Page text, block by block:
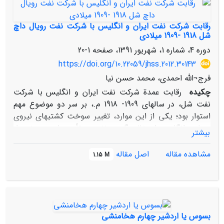
دید که قزوین را بعنوان پایتخت برگزیند. در جستار حاضر
ضمن بررسی جایگاه سیاسی و نظامی قزوین در اعصار
گوناگون، آثار و ابنی? تاریخی این شهر ـ خاصّه آنان که در
عهد صفویّه احداث شده‌اند- معرّفی می‌گردند.
رقابت شرکت نفت ایران و انگلیس با شرکت نفت رویال داچ
شل 1918 -1909 میلادی
دوره 4، شماره 1، شهریور 1391، صفحه
1-20
https://doi.org/10.22059/jhss.2012.30143
فرج¬الله احمدی، محمد حسن نیا
چکیده
رقابت عمدة شرکت نفت ایران و انگلیس با شرکت
نفت شل، در سالهای 1909- 1918 م.، بر سر دو موضوع مهم
استوار بود؛ یکی از این موارد، تغییر سوخت کشتیهای نیروی
دریایی انگلیس از زغالسنگ به نفت و تأمین این سوخت از
منابع نفتی شرکت نفت ایران و انگلیس، یا شرکت رویال داچ
شل و موضوع دیگر، رقابت این دو شرکت در به‌دست آوردن
انگلیس نسبت به شرکت رویال داچ شل موفقیت بیشتری
به‌دست آورد. این نوشتار بر آن است تا با روش تحقیق
بیشتر
مشاهده مقاله
اصل مقاله 1.15 M
بسوس یا اردشیر چهارم هخامنشی